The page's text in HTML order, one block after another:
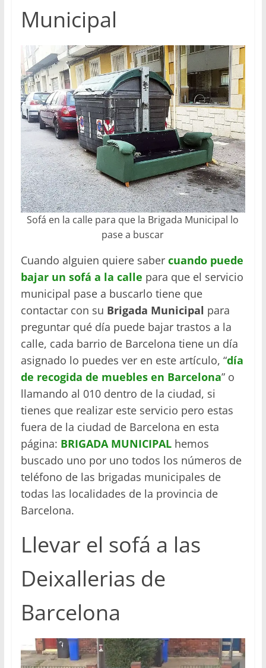
Municipal
Sofá en la calle para que la Brigada Municipal lo
pase a buscar
Cuando alguien quiere saber cuando puede
bajar un sofá a la calle para que el servicio
municipal pase a buscarlo tiene que
contactar con su Brigada Municipal para
preguntar qué día puede bajar trastos a la
calle, cada barrio de Barcelona tiene un día
asignado lo puedes ver en este artículo, “día
de recogida de muebles en Barcelona” o
llamando al 010 dentro de la ciudad, si
tienes que realizar este servicio pero estas
fuera de la ciudad de Barcelona en esta
página: BRIGADA MUNICIPALhemos
buscado uno por uno todos los números de
teléfono de las brigadas municipales de
todas las localidades de la provincia de
Barcelona.
Llevar el sofá a las
Deixallerias de
Barcelona